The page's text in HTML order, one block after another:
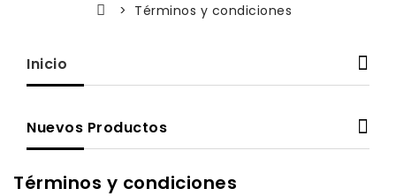
Términos y condiciones
Inicio
Nuevos Productos
Términos y condiciones